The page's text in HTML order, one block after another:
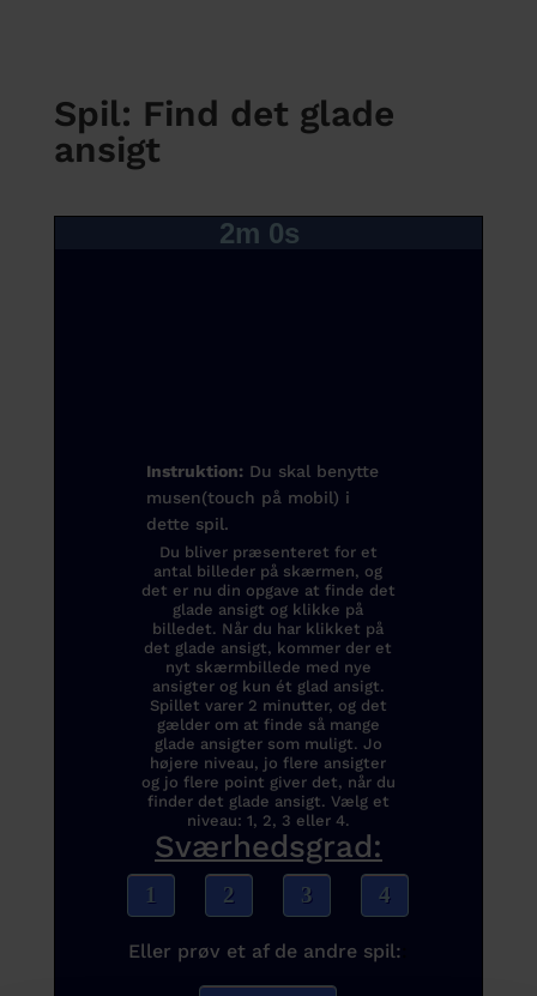
Spil: Find det glade
ansigt
2m 0s
Instruktion: Du skal benytte
musen(touch på mobil) i
dette spil.
Du bliver præsenteret for et
antal billeder på skærmen, og
det er nu din opgave at finde det
glade ansigt og klikke på
billedet. Når du har klikket på
det glade ansigt, kommer der et
nyt skærmbillede med nye
ansigter og kun ét glad ansigt.
Spillet varer 2 minutter, og det
gælder om at finde så mange
glade ansigter som muligt. Jo
højere niveau, jo flere ansigter
og jo flere point giver det, når du
finder det glade ansigt. Vælg et
niveau: 1, 2, 3 eller 4.
Sværhedsgrad:
1 2 3 4
Eller prøv et af de andre spil: